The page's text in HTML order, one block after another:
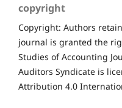
copyright
Copyright: Authors
journal is granted the
Studies of Accounting
Auditors Syndicate is
Attribution 4.0